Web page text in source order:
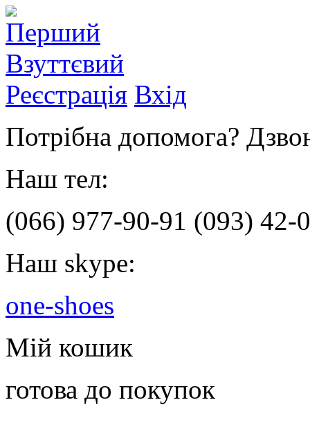
Реєстрація Вхід
Потрібна допомога?
Наш тел:
(066) 977-90-91 (093) 42-
Наш skype:
one-shoes
Мій кошик
готова до покупок